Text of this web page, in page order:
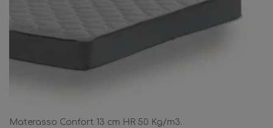
Materasso Confort 13 cm HR 50 Kg/m3.